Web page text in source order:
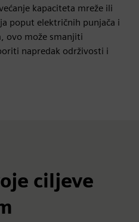
kapaciteta mreže ili
poput električnih punjača i
ovo može smanjiti
napredak održivosti i
ciljeve